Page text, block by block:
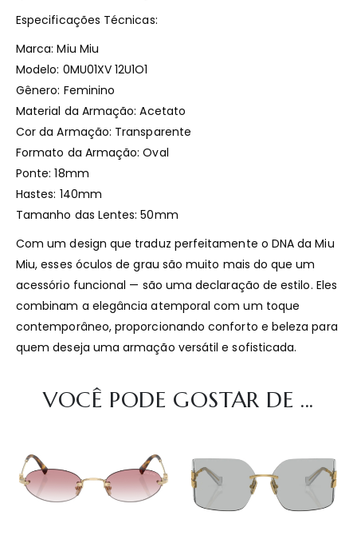
Especificações Técnicas:
Marca: Miu Miu
Modelo: 0MU01XV 12U1O1
Gênero: Feminino
Material da Armação: Acetato
Cor da Armação: Transparente
Formato da Armação: Oval
Ponte: 18mm
Hastes: 140mm
Tamanho das Lentes: 50mm
Com um design que traduz perfeitamente o DNA da Miu
Miu, esses óculos de grau são muito mais do que um
acessório funcional — são uma declaração de estilo. Eles
combinam a elegância atemporal com um toque
contemporâneo, proporcionando conforto e beleza para
quem deseja uma armação versátil e sofisticada.
VOCÊ PODE GOSTAR DE ...